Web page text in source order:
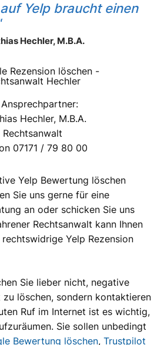
Yelp braucht einen
Hechler, M.B.A.
Yelp Bewertung löschen
Sie uns gerne für eine
an oder schicken Sie uns
Rechtsanwalt kann Ihnen
Yelp Rezension
Sie lieber nicht, negative
löschen, sondern kontaktieren
Ruf im Internet ist es wichtig,
Sie sollen unbedingt
Bewertung löschen, Trustpilot
Hechler, M.B.A.
Rechtsanwalt
07171 / 79 80 00